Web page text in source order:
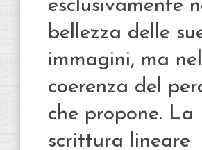
esclusivamente
bellezza delle
immagini, ma
coerenza del
che propone. La
scrittura lineare